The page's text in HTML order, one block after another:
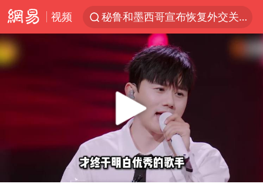
视频
秘鲁和墨西哥宣布恢复外交关系
沙特土耳其巴基斯坦签署共同防务协议
中医教你一招提升气血
胜宏科技：股票交易异常波动
38岁演员求职万岁山NPC成功
Play
03:54